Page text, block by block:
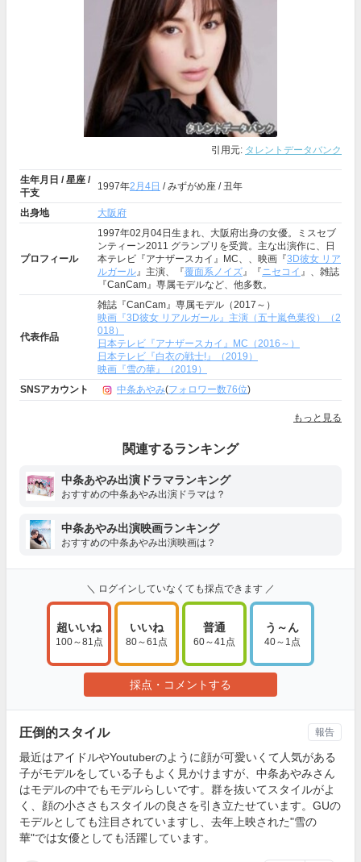
引用元: タレントデータバンク
生年月日 / 星座 /
干支
1997年2月4日 / みずがめ座 / 丑年
出身地 大阪府
プロフィール
1997年02月04日生まれ、大阪府出身の女優。ミスセブ
ンティーン2011 グランプリを受賞。主な出演作に、日
本テレビ『アナザースカイ』MC、、映画『3D彼女 リア
ルガール』主演、『覆面系ノイズ』『ニセコイ 』、雑誌
『CanCam』専属モデルなど、他多数。
代表作品
雑誌『CanCam』専属モデル（2017～）
映画『3D彼女 リアルガール』主演（五十嵐色葉役）（2
018）
日本テレビ『アナザースカイ』MC（2016～）
日本テレビ『白衣の戦士!』（2019）
映画『雪の華』（2019）
SNSアカウント
中条あやみ(フォロワー数76位)
もっと見る
関連するランキング
中条あやみ出演ドラマランキング
おすすめの中条あやみ出演ドラマは？
中条あやみ出演映画ランキング
おすすめの中条あやみ出演映画は？
＼ ログインしていなくても採点できます ／
超いいね
100～81点
いいね
80～61点
普通
60～41点
う～ん
40～1点
採点・コメントする
圧倒的スタイル
最近はアイドルやYoutuberのように顔が可愛いくて人気がある
子がモデルをしている子もよく見かけますが、中条あやみさん
はモデルの中でもモデルらしいです。群を抜いてスタイルがよ
く、顔の小ささもスタイルの良さを引き立たせています。GUの
モデルとしても注目されていますし、去年上映された"雪の
華"では女優としても活躍しています。
報告